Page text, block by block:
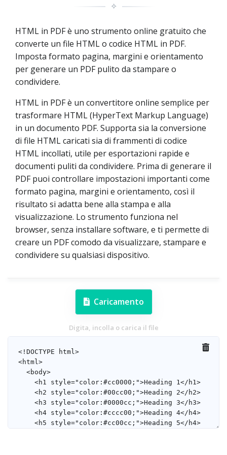
✧
HTML in PDF è uno strumento online gratuito che
converte un file HTML o codice HTML in PDF.
Imposta formato pagina, margini e orientamento
per generare un PDF pulito da stampare o
condividere.
HTML in PDF è un convertitore online semplice per
trasformare HTML (HyperText Markup Language)
in un documento PDF. Supporta sia la conversione
di file HTML caricati sia di frammenti di codice
HTML incollati, utile per esportazioni rapide e
documenti puliti da condividere. Prima di generare il
PDF puoi controllare impostazioni importanti come
formato pagina, margini e orientamento, così il
risultato si adatta bene alla stampa e alla
visualizzazione. Lo strumento funziona nel
browser, senza installare software, e ti permette di
creare un PDF comodo da visualizzare, stampare e
condividere su qualsiasi dispositivo.
Caricamento
Digita, incolla o carica il file